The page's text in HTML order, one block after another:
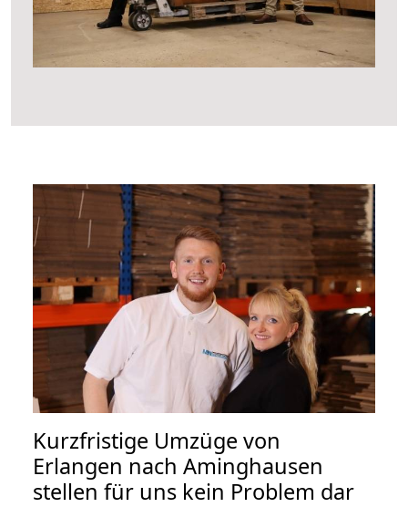
Kurzfristige Umzüge von
Erlangen nach Aminghausen
stellen für uns kein Problem dar